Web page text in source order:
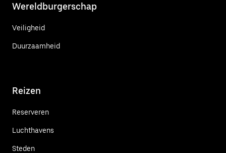
Wereldburgerschap
Veiligheid
Duurzaamheid
Reizen
Reserveren
Luchthavens
Steden